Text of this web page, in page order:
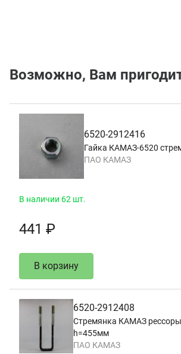
Возможно, Вам
6520-2912416
Гайка КАМАЗ-6520
ПАО КАМАЗ
В наличии 62 шт.
441 ₽
В корзину
6520-2912408
Стремянка КАМАЗ рессоры
h=455мм
ПАО КАМАЗ